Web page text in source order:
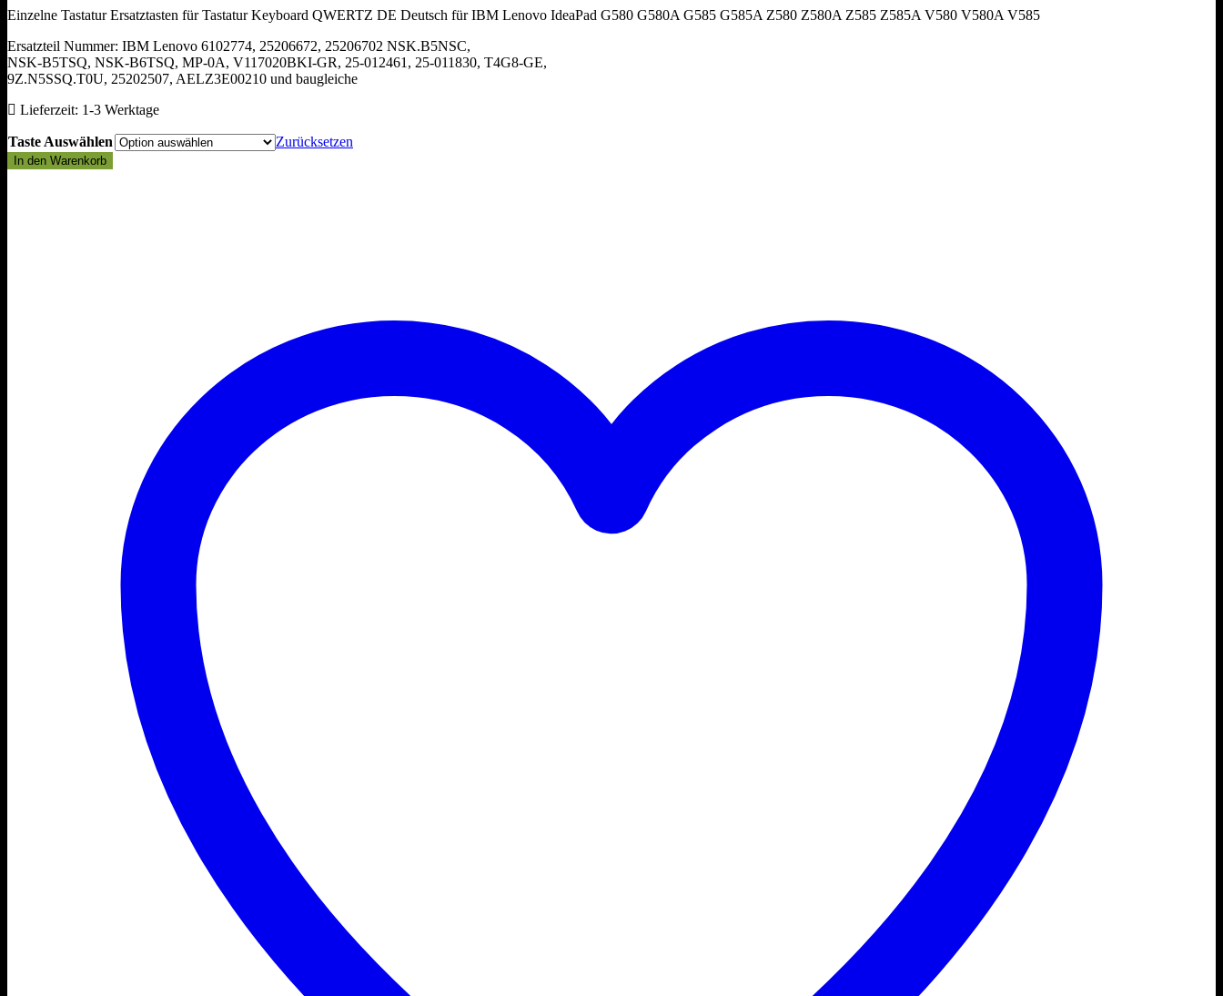
Einzelne Tastatur Ersatztasten für Tastatur Keyboard QWERTZ DE Deutsch für IBM Lenovo IdeaPad G580 G580A G585 G585A Z580 Z580A Z585 Z585A V580 V580A V585
Ersatzteil Nummer: IBM Lenovo 6102774, 25206672, 25206702 NSK.B5NSC,
NSK-B5TSQ, NSK-B6TSQ, MP-0A, V117020BKI-GR, 25-012461, 25-011830, T4G8-GE,
9Z.N5SSQ.T0U, 25202507, AELZ3E00210 und baugleiche
Lieferzeit: 1-3 Werktage
Taste Auswählen
Zurücksetzen
Laptop
In den Warenkorb